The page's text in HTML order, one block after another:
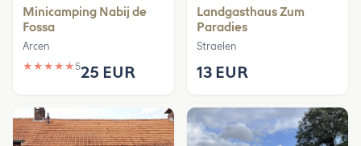
Minicamping Nabij de
Fossa
Arcen
★ ★ ★ ★ ★525 EUR
Landgasthaus Zum
Paradies
Straelen
13 EUR